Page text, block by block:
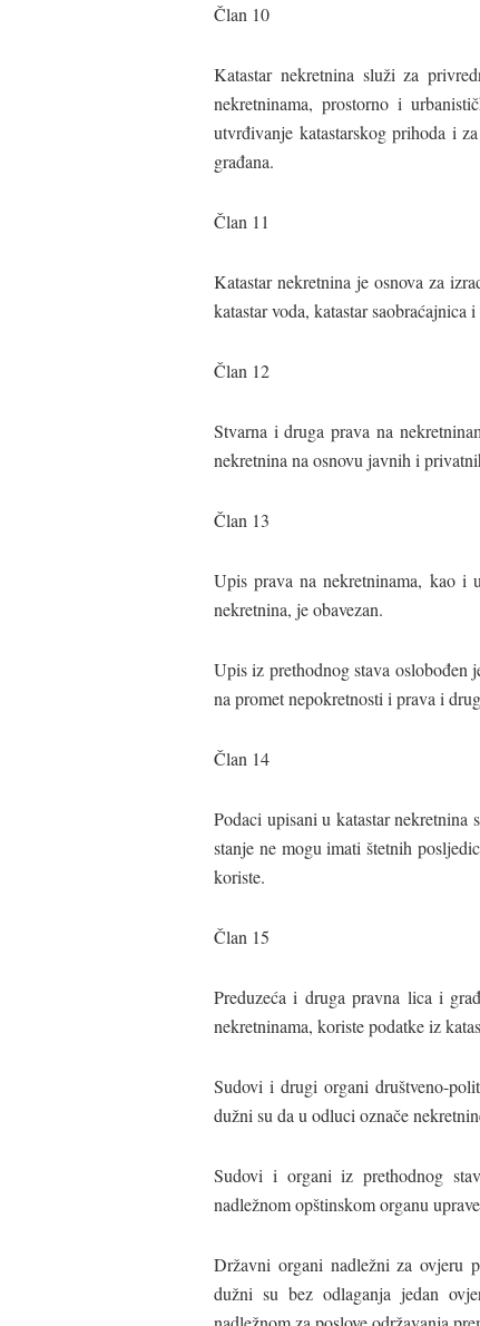
Član 10
Katastar nekretnina služi za
nekretninama, prostorno i
utvrđivanje katastarskog prihoda i
građana.
Član 11
Katastar nekretnina je osnova za
katastar voda, katastar
Član 12
Stvarna i druga prava na
nekretnina na osnovu javnih i
Član 13
Upis prava na nekretninama, kao i
nekretnina, je obavezan.
Upis iz prethodnog stava oslobođen
na promet nepokretnosti i prava i
Član 14
Podaci upisani u katastar nekretnina
stanje ne mogu imati štetnih
koriste.
Član 15
Preduzeća i druga pravna lica i
nekretninama, koriste podatke iz
Sudovi i drugi organi društveno-
dužni su da u odluci označe
Sudovi i organi iz prethodnog
nadležnom opštinskom organu
Državni organi nadležni za ovjeru
dužni su bez odlaganja jedan